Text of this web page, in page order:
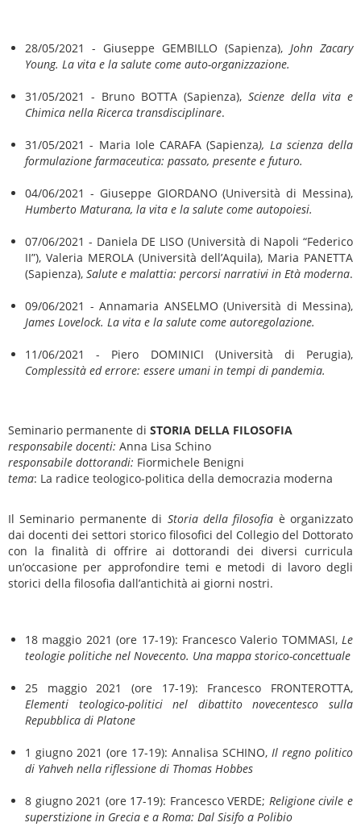
28/05/2021 - Giuseppe GEMBILLO (Sapienza), John Zacary
Young. La vita e la salute come auto-organizzazione.
31/05/2021 - Bruno BOTTA (Sapienza), Scienze della vita e
Chimica nella Ricerca transdisciplinare.
31/05/2021 - Maria Iole CARAFA (Sapienza), La scienza della
formulazione farmaceutica: passato, presente e futuro.
04/06/2021 - Giuseppe GIORDANO (Università di Messina),
Humberto Maturana, la vita e la salute come autopoiesi.
07/06/2021 - Daniela DE LISO (Università di Napoli “Federico
II”), Valeria MEROLA (Università dell’Aquila), Maria PANETTA
(Sapienza), Salute e malattia: percorsi narrativi in Età moderna.
09/06/2021 - Annamaria ANSELMO (Università di Messina),
James Lovelock. La vita e la salute come autoregolazione.
11/06/2021 - Piero DOMINICI (Università di Perugia),
Complessità ed errore: essere umani in tempi di pandemia.
Seminario permanente di STORIA DELLA FILOSOFIA
responsabile docenti: Anna Lisa Schino
responsabile dottorandi: Fiormichele Benigni
tema: La radice teologico-politica della democrazia moderna
Il Seminario permanente di Storia della filosofia è organizzato
dai docenti dei settori storico filosofici del Collegio del Dottorato
con la finalità di offrire ai dottorandi dei diversi curricula
un’occasione per approfondire temi e metodi di lavoro degli
storici della filosofia dall’antichità ai giorni nostri.
18 maggio 2021 (ore 17-19): Francesco Valerio TOMMASI, Le
teologie politiche nel Novecento. Una mappa storico-concettuale
25 maggio 2021 (ore 17-19): Francesco FRONTEROTTA,
Elementi teologico-politici nel dibattito novecentesco sulla
Repubblica di Platone
1 giugno 2021 (ore 17-19): Annalisa SCHINO, Il regno politico
di Yahveh nella riflessione di Thomas Hobbes
8 giugno 2021 (ore 17-19): Francesco VERDE; Religione civile e
superstizione in Grecia e a Roma: Dal Sisifo a Polibio